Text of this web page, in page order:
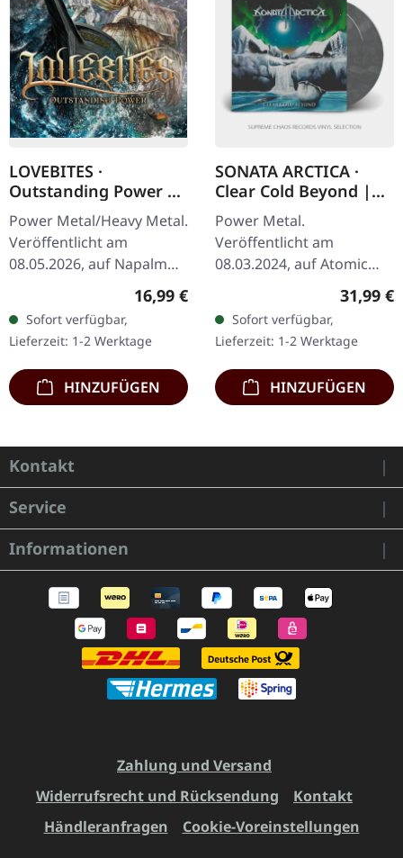
LOVEBITES ·
Outstanding Power |
DIGISLEEVE CD
Power Metal/Heavy Metal.
Veröffentlicht am
08.05.2026, auf Napalm
Digisleeve. Lovebites sind
schlicht und ergreifend
ein Phänomen.…
Regulärer Preis:
16,99 €
Sofort verfügbar,
Lieferzeit: 1-2 Werktage
HINZUFÜGEN
SONATA ARCTICA ·
Clear Cold Beyond |
WHITE/BLACK
MARBLED 2LP
Power Metal.
Veröffentlicht am
08.03.2024, auf Atomic
Fire Records. Weiß-
schwarz marmoriertes
Doppel-Vinyl im Gatefold-
Cover. Gravur auf der D-
Seite.…
31,99 €
Sofort verfügbar,
Lieferzeit: 1-2 Werktage
HINZUFÜGEN
Kontakt
Service
Informationen
Zahlung und Versand
Widerrufsrecht und Rücksendung
Kontakt
Händleranfragen
Cookie-Voreinstellungen